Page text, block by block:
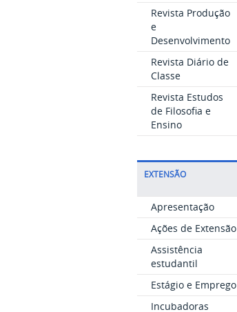
Revista Produção
e
Desenvolvimento
Revista Diário de
Classe
Revista Estudos
de Filosofia e
Ensino
EXTENSÃO
Apresentação
Ações de Extensão
Assistência
estudantil
Estágio e Emprego
Incubadoras